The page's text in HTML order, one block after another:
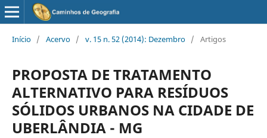
Início / Acervo / v. 15 n. 52 (2014): Dezembro / Artigos
PROPOSTA DE TRATAMENTO
ALTERNATIVO PARA RESÍDUOS
SÓLIDOS URBANOS NA CIDADE DE
UBERLÂNDIA - MG